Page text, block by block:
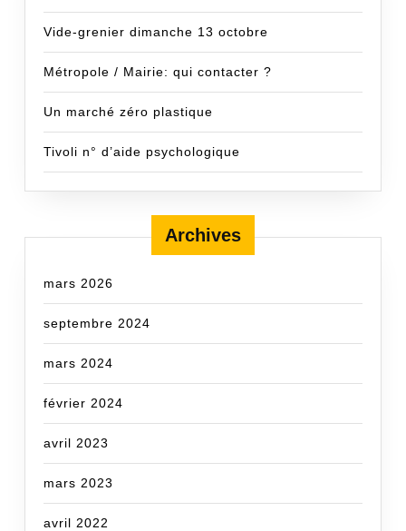
Vide-grenier dimanche 13 octobre
Métropole / Mairie: qui contacter ?
Un marché zéro plastique
Tivoli n° d’aide psychologique
Archives
mars 2026
septembre 2024
mars 2024
février 2024
avril 2023
mars 2023
avril 2022